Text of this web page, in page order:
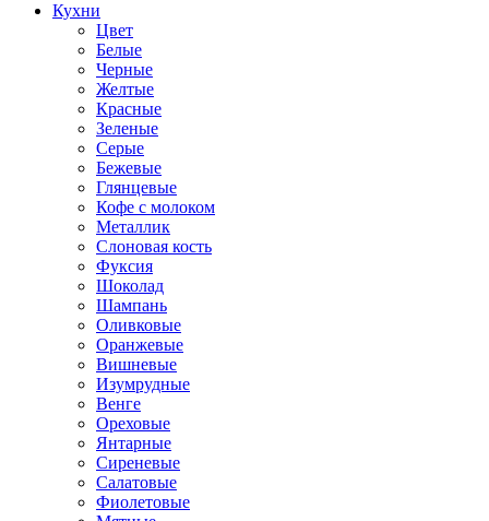
Кухни
Цвет
Белые
Черные
Желтые
Красные
Зеленые
Серые
Бежевые
Глянцевые
Кофе с молоком
Металлик
Слоновая кость
Фуксия
Шоколад
Шампань
Оливковые
Оранжевые
Вишневые
Изумрудные
Венге
Ореховые
Янтарные
Сиреневые
Салатовые
Фиолетовые